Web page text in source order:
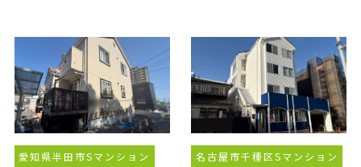
愛知県半田市Sマンション 名古屋市千種区Sマンション